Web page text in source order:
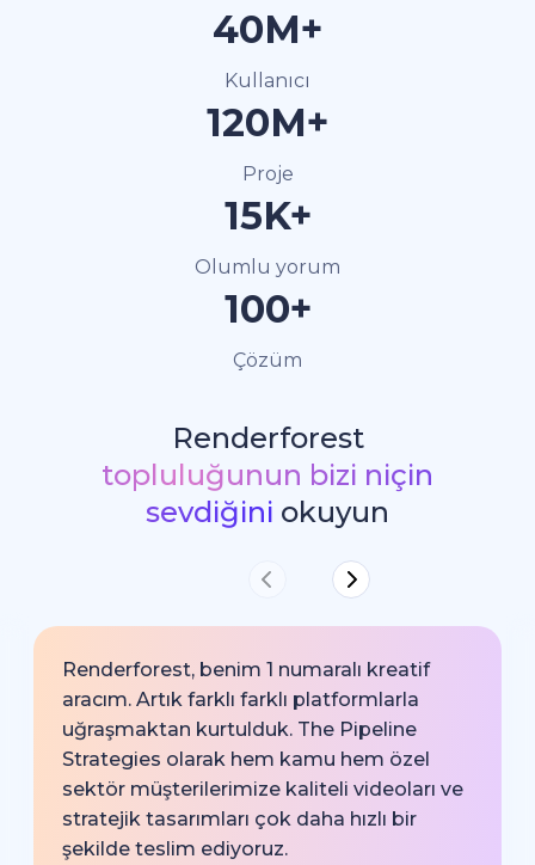
40M+
Kullanıcı
120M+
Proje
15K+
Olumlu yorum
100+
Çözüm
Renderforest
topluluğunun bizi niçin
sevdiğini okuyun
Renderforest, benim 1 numaralı kreatif
aracım. Artık farklı farklı platformlarla
uğraşmaktan kurtulduk. The Pipeline
Strategies olarak hem kamu hem özel
sektör müşterilerimize kaliteli videoları ve
stratejik tasarımları çok daha hızlı bir
şekilde teslim ediyoruz.